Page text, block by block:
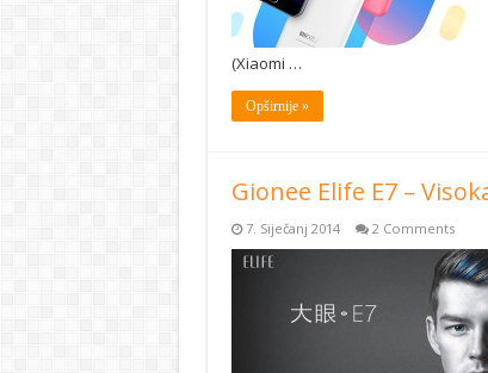
(Xiaomi …
Opširnije »
Gionee Elife E7 –
7. Siječanj 2014 2 Comments